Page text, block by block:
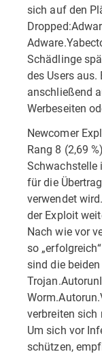
sich auf den
Schädlinge
des Users
anschließend
Werbeseiten
Newcomer
Rang 8 (2,69
Schwachstelle
für die
verwendet
der Exploit
Nach wie vor
so
sind die
verbreiten sich
Um sich vor
schützen,